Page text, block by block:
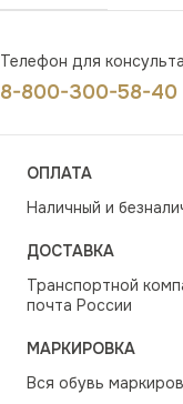
Телефон для
8-800-300-58-40
ОПЛАТА
Наличный и
ДОСТАВКА
Транспортной
почта России
МАРКИРОВКА
Вся обувь